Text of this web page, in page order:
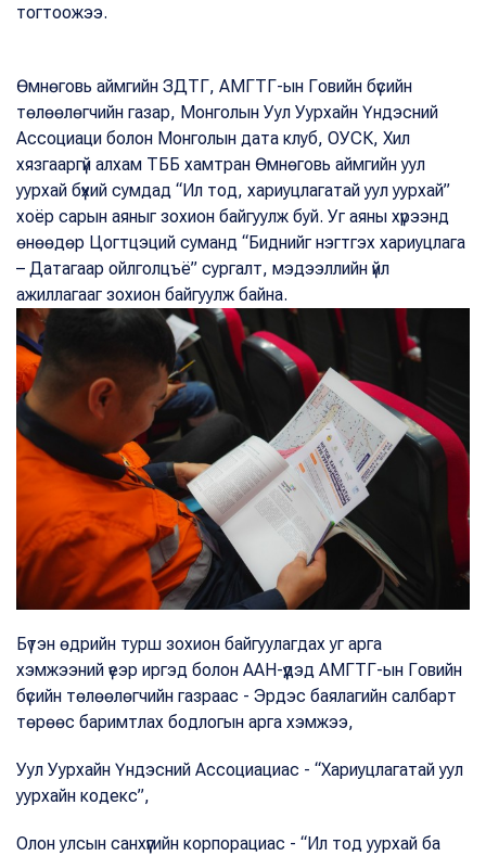
тогтоожээ.
Өмнөговь аймгийн ЗДТГ, АМГТГ-ын Говийн бүсийн
төлөөлөгчийн газар, Монголын Уул Уурхайн Үндэсний
Ассоциаци болон Монголын дата клуб, ОУСК, Хил
хязгааргүй алхам ТББ хамтран Өмнөговь аймгийн уул
уурхай бүхий сумдад “Ил тод, хариуцлагатай уул уурхай”
хоёр сарын аяныг зохион байгуулж буй. Уг аяны хүрээнд
өнөөдөр Цогтцэций суманд “Биднийг нэгтгэх хариуцлага
– Датагаар ойлголцъё” сургалт, мэдээллийн үйл
ажиллагааг зохион байгуулж байна.
Бүтэн өдрийн турш зохион байгуулагдах уг арга
хэмжээний үеэр иргэд болон ААН-үүдэд АМГТГ-ын Говийн
бүсийн төлөөлөгчийн газраас - Эрдэс баялагийн салбарт
төрөөс баримтлах бодлогын арга хэмжээ,
Уул Уурхайн Үндэсний Ассоциациас - “Хариуцлагатай уул
уурхайн кодекс”,
Олон улсын санхүүгийн корпорациас - “Ил тод уурхай ба